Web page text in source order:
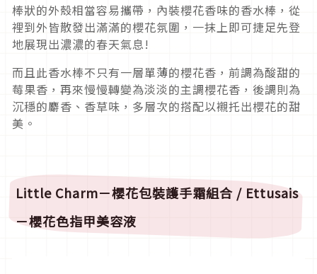
棒狀的外殼相當容易攜帶，內裝櫻花香味的香水棒，從
裡到外皆散發出滿滿的櫻花氛圍，一抹上即可捷足先登
地展現出濃濃的春天氣息!
而且此香水棒不只有一層單薄的櫻花香，前調為酸甜的
莓果香，再來慢慢轉變為淡淡的主調櫻花香，後調則為
沉穩的麝香、香草味，多層次的搭配以襯托出櫻花的甜
美。
Little Charm－櫻花包裝護手霜組合 / Ettusais
－櫻花色指甲美容液